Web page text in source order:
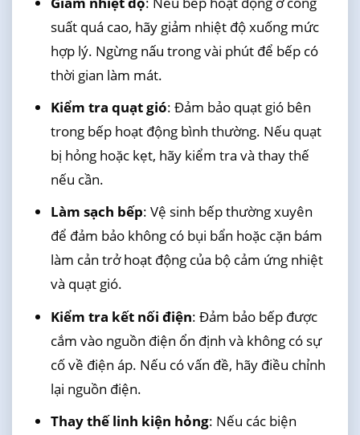
suất quá cao, hãy giảm nhiệt độ xuống mức
hợp lý. Ngừng nấu trong vài phút để bếp có
thời gian làm mát.
Kiểm tra quạt gió: Đảm bảo quạt gió bên
trong bếp hoạt động bình thường. Nếu quạt
bị hỏng hoặc kẹt, hãy kiểm tra và thay thế
nếu cần.
Làm sạch bếp: Vệ sinh bếp thường xuyên
để đảm bảo không có bụi bẩn hoặc cặn bám
làm cản trở hoạt động của bộ cảm ứng nhiệt
và quạt gió.
Kiểm tra kết nối điện: Đảm bảo bếp được
cắm vào nguồn điện ổn định và không có sự
cố về điện áp. Nếu có vấn đề, hãy điều chỉnh
lại nguồn điện.
Thay thế linh kiện hỏng: Nếu các biện